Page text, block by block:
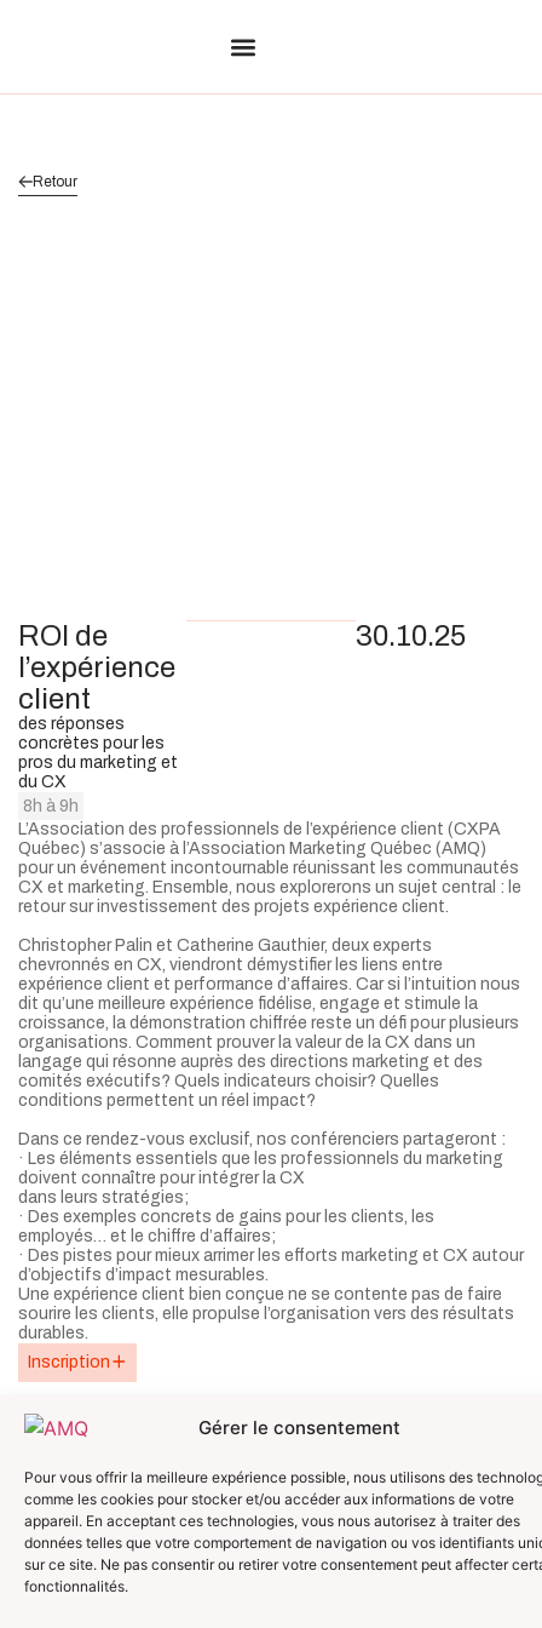
Gérer le consentement
Pour vous offrir la meilleure expérience possible, nous utilisons des
comme les cookies pour stocker et/ou accéder aux informations de votre
appareil. En acceptant ces technologies, vous nous autorisez à traiter des
données telles que votre comportement de navigation ou vos identifiants
sur ce site. Ne pas consentir ou retirer votre consentement peut affecter
fonctionnalités.
Retour
ROI de
l’expérience
client
des réponses
concrètes pour les
pros du marketing et
du CX
8h à 9h
30.10.25
L’Association des professionnels de l’expérience client (CXPA
Québec) s’associe à l’Association Marketing Québec (AMQ)
pour un événement incontournable réunissant les communautés
CX et marketing. Ensemble, nous explorerons un sujet central : le
retour sur investissement des projets expérience client.
Christopher Palin et Catherine Gauthier, deux experts
chevronnés en CX, viendront démystifier les liens entre
expérience client et performance d’affaires. Car si l’intuition nous
dit qu’une meilleure expérience fidélise, engage et stimule la
croissance, la démonstration chiffrée reste un défi pour plusieurs
organisations. Comment prouver la valeur de la CX dans un
langage qui résonne auprès des directions marketing et des
comités exécutifs? Quels indicateurs choisir? Quelles
conditions permettent un réel impact?
Dans ce rendez-vous exclusif, nos conférenciers partageront :
· Les éléments essentiels que les professionnels du marketing
doivent connaître pour intégrer la CX
dans leurs stratégies;
· Des exemples concrets de gains pour les clients, les
employés… et le chiffre d’affaires;
· Des pistes pour mieux arrimer les efforts marketing et CX autour
d’objectifs d’impact mesurables.
Une expérience client bien conçue ne se contente pas de faire
sourire les clients, elle propulse l’organisation vers des résultats
durables.
Inscription
L’association
Nos évènements
Devenir membre
Contact
(450) 776-2169
89 Boul.Bromont
c.p. 52
Bromont